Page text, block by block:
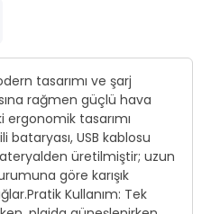
tasarımı ve şarj
rağmen güçlü hava
ergonomik tasarımı
USB kablosu
üretilmiştir; uzun
göre karışık
Kullanım: Tek